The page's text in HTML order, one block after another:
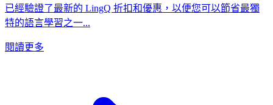
已經驗證了最新的 LingQ 折扣和優惠，以便您可以節省最獨
特的語言學習之一...
閱讀更多